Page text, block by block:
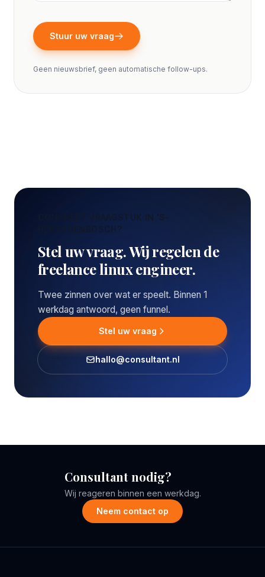
Stuur uw vraag
Geen nieuwsbrief, geen automatische follow-ups.
CONCREET VRAAGSTUK IN 'S-
HERTOGENBOSCH?
Stel uw vraag. Wij regelen de
freelance linux engineer.
Twee zinnen over wat er speelt. Binnen 1
werkdag antwoord, geen funnel.
Stel uw vraag
hallo@consultant.nl
Consultant nodig?
Wij reageren binnen een werkdag.
Neem contact op